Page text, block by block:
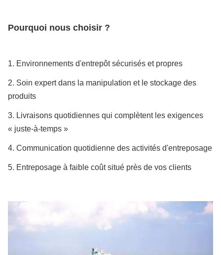
Pourquoi nous choisir ?
1. Environnements d'entrepôt sécurisés et propres
2. Soin expert dans la manipulation et le stockage des
produits
3. Livraisons quotidiennes qui complètent les exigences
« juste-à-temps »
4. Communication quotidienne des activités d'entreposage
5. Entreposage à faible coût situé près de vos clients